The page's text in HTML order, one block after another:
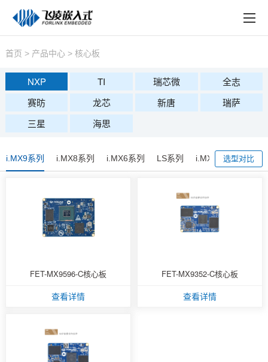
产品中心
行业应用
技术与支持
在线文档
方案定制
天猫商城
淘宝商城
技术论坛
在线购买
首页 > 产品中心> 核心板
NXP TI 瑞芯微
全志
赛昉
龙芯 新唐
瑞萨
三星
海思
i.MX9系列 i.MX8系列 i.MX6系列 LS系列 i.MXRT系列
选型对比
FET-MX9596-C核心板
查看详情
FET-MX9352-C核心板
查看详情